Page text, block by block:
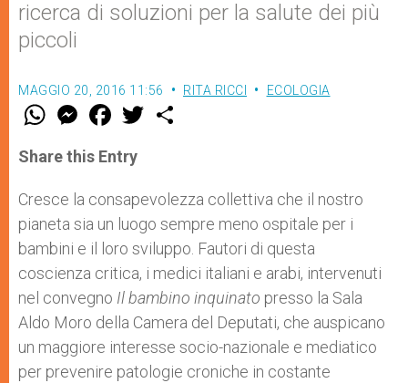
ricerca di soluzioni per la salute dei più
piccoli
MAGGIO 20, 2016 11:56 RITA RICCI ECOLOGIA
W
t
s
p
p
M
e
s
e
g
e
r
F
a
e
b
o
k
w
r
Share this Entry
Cresce la consapevolezza collettiva che il nostro
pianeta sia un luogo sempre meno ospitale per i
bambini e il loro sviluppo. Fautori di questa
coscienza critica, i medici italiani e arabi, intervenuti
nel convegno Il bambino inquinato presso la Sala
Aldo Moro della Camera del Deputati, che auspicano
un maggiore interesse socio-nazionale e mediatico
per prevenire patologie croniche in costante